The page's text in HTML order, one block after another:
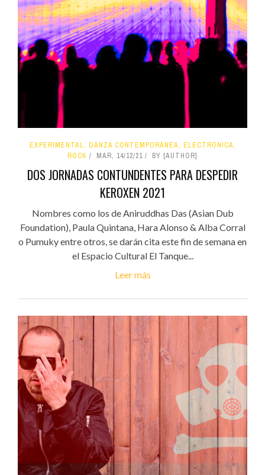
EXPERIMENTAL, DANZA CONTEMPORÁNEA, ELECTRÓNICA,
ROCK
MAR, 14/12/21 BY [AUTHOR]
DOS JORNADAS CONTUNDENTES PARA DESPEDIR
KEROXEN 2021
Nombres como los de Aniruddhas Das (Asian Dub
Foundation), Paula Quintana, Hara Alonso & Alba Corral
o Pumuky entre otros, se darán cita este fin de semana en
el Espacio Cultural El Tanque...
Leer más